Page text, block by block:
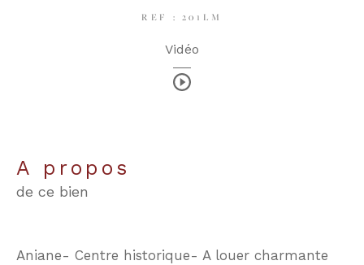
REF : 201LM
Vidéo
a propos
de ce bien
Aniane- Centre historique- A louer charmante